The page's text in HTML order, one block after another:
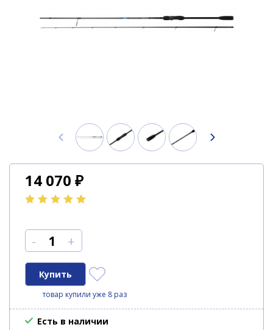
14 070 ₽
- +
товар купили уже 8 раз
Есть в наличии